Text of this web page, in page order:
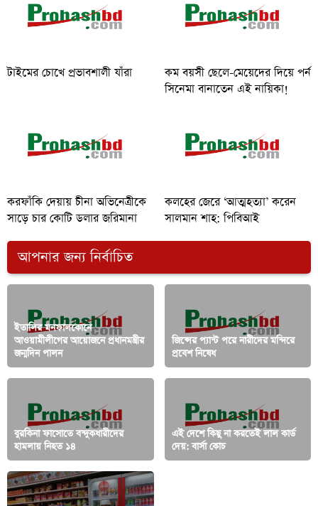
টাইমের চোখে প্রভাবশালী যাঁরা
কম বয়সী ছেলে-মেয়েদের দিয়ে পর্ন
সিনেমা বানাতেন এই নায়িকা!
করফাঁকি দেয়ায় চীনা অভিনেত্রীকে
সাড়ে চার কোটি ডলার জরিমানা
কলহের জেরে ‘আত্মহত্যা’ করেন
সালমান শাহ: পিবিআই
আপনার জন্য নির্বাচিত
ইতালির মনফালকোনে
আওয়ামীলীগের আয়োজনে প্রধানমন্ত্রীর
জন্মদিন পালন
জিন্সের প্যান্ট পরে নারীদের মন্দিরে
প্রবেশ নিষেধ
বুরকিনা ফাসোতে বন্দুকধারীদের
হামলায় নিহত ১৪
এই দেশে কিছু না করতেই লাল কার্ড
দেয়: বার্সা কোচ